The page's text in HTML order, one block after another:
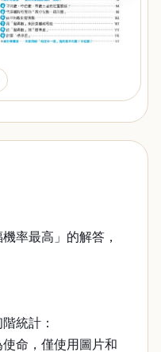
率最高」的解答，
統計：
命，僅使用圖片和